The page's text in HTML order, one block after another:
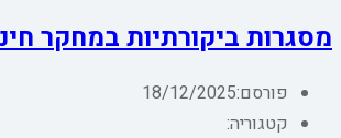
מסגרות ביקורתיות במחקר
פורסם:18/12/2025
קטגוריה: